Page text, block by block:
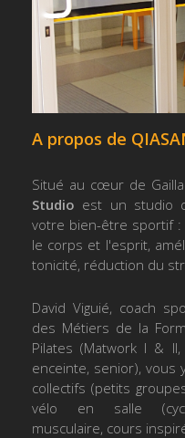
A propos de
Situé au cœur de
Studio est un studio
votre bien-être sportif
le corps et l'esprit,
tonicité, réduction du
David Viguié, coach
des Métiers de la
Pilates (Matwork I &
enceinte, senior), vous
collectifs (petits
vélo en salle
musculaire, cours